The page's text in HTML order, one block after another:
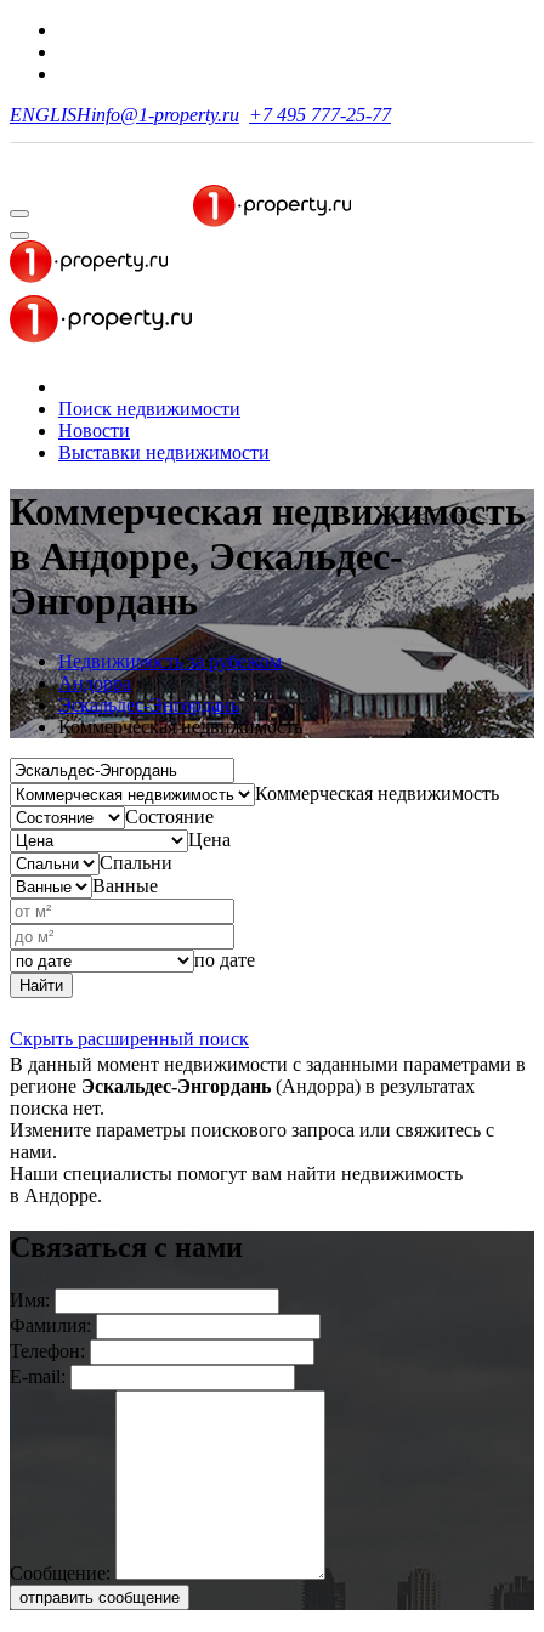
ENGLISHinfo@1-property.ru +7 495 777-25-77
Поиск недвижимости
Новости
Выставки недвижимости
Коммерческая недвижимость
в Андорре, Эскальдес-
Энгордань
Недвижимость за рубежом
Андорра
Эскальдес-Энгордань
Коммерческая недвижимость
Коммерческая недвижимость
Состояние
Цена
Спальни
Ванные
по дате
Найти
Скрыть расширенный поиск
В данный момент недвижимости с заданными параметрами в
регионе Эскальдес-Энгордань (Андорра) в результатах
поиска нет.
Измените параметры поискового запроса или свяжитесь с
нами.
Наши специалисты помогут вам найти недвижимость
в Андорре.
Связаться с нами
Имя:
Фамилия:
Телефон:
E-mail:
Сообщение:
отправить сообщение